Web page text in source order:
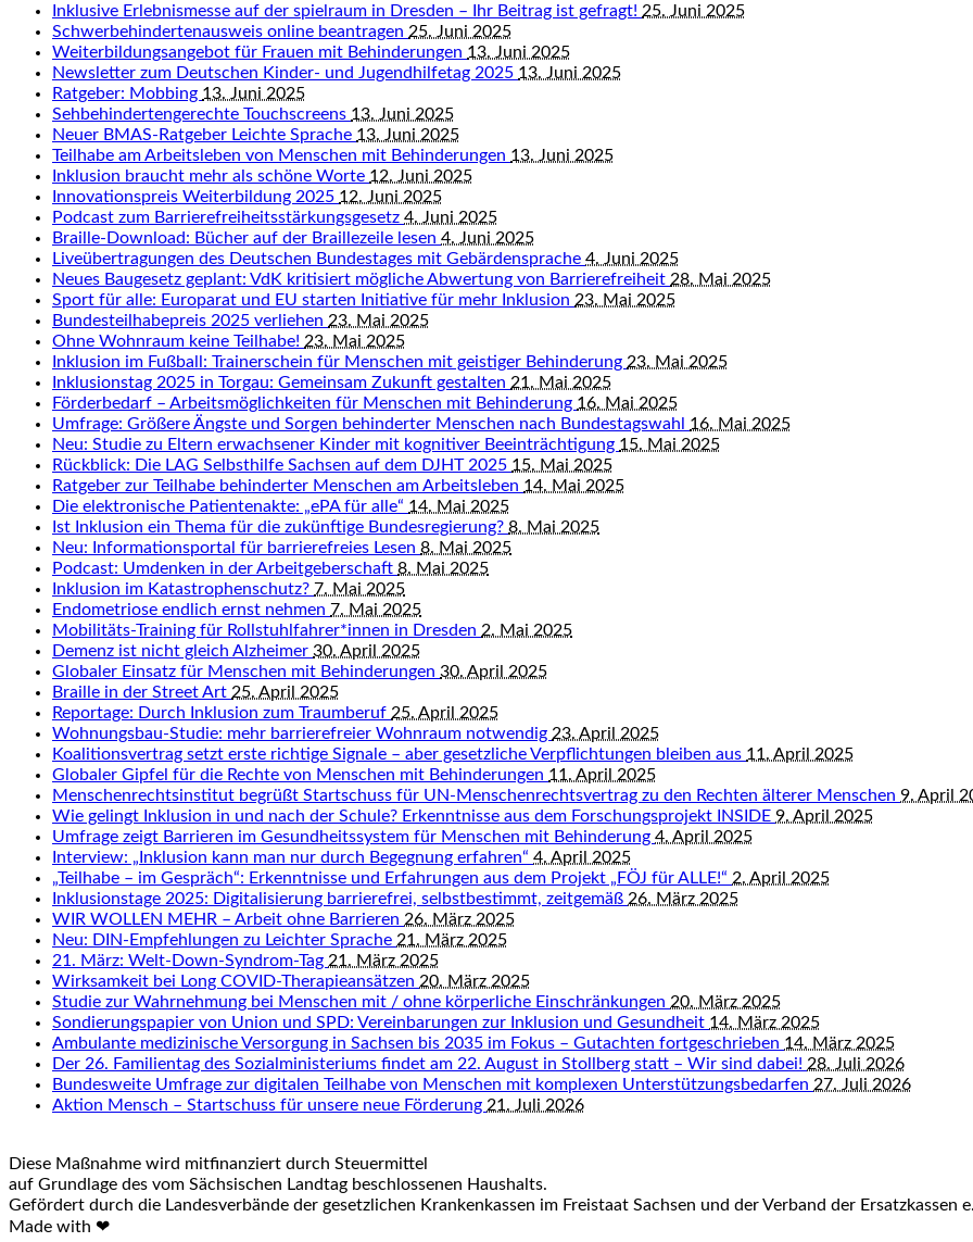
Inklusive Erlebnismesse auf der spielraum in Dresden – Ihr Beitrag ist gefragt! 25. Juni 2025
Schwerbehindertenausweis online beantragen 25. Juni 2025
Weiterbildungsangebot für Frauen mit Behinderungen 13. Juni 2025
Newsletter zum Deutschen Kinder- und Jugendhilfetag 2025 13. Juni 2025
Ratgeber: Mobbing 13. Juni 2025
Sehbehindertengerechte Touchscreens 13. Juni 2025
Neuer BMAS-Ratgeber Leichte Sprache 13. Juni 2025
Teilhabe am Arbeitsleben von Menschen mit Behinderungen 13. Juni 2025
Inklusion braucht mehr als schöne Worte 12. Juni 2025
Innovationspreis Weiterbildung 2025 12. Juni 2025
Podcast zum Barrierefreiheitsstärkungsgesetz 4. Juni 2025
Braille-Download: Bücher auf der Braillezeile lesen 4. Juni 2025
Liveübertragungen des Deutschen Bundestages mit Gebärdensprache 4. Juni 2025
Neues Baugesetz geplant: VdK kritisiert mögliche Abwertung von Barrierefreiheit 28. Mai 2025
Sport für alle: Europarat und EU starten Initiative für mehr Inklusion 23. Mai 2025
Bundesteilhabepreis 2025 verliehen 23. Mai 2025
Ohne Wohnraum keine Teilhabe! 23. Mai 2025
Inklusion im Fußball: Trainerschein für Menschen mit geistiger Behinderung 23. Mai 2025
Inklusionstag 2025 in Torgau: Gemeinsam Zukunft gestalten 21. Mai 2025
Förderbedarf – Arbeitsmöglichkeiten für Menschen mit Behinderung 16. Mai 2025
Umfrage: Größere Ängste und Sorgen behinderter Menschen nach Bundestagswahl 16. Mai 2025
Neu: Studie zu Eltern erwachsener Kinder mit kognitiver Beeinträchtigung 15. Mai 2025
Rückblick: Die LAG Selbsthilfe Sachsen auf dem DJHT 2025 15. Mai 2025
Ratgeber zur Teilhabe behinderter Menschen am Arbeitsleben 14. Mai 2025
Die elektronische Patientenakte: „ePA für alle“ 14. Mai 2025
Ist Inklusion ein Thema für die zukünftige Bundesregierung? 8. Mai 2025
Neu: Informationsportal für barrierefreies Lesen 8. Mai 2025
Podcast: Umdenken in der Arbeitgeberschaft 8. Mai 2025
Inklusion im Katastrophenschutz? 7. Mai 2025
Endometriose endlich ernst nehmen 7. Mai 2025
Mobilitäts-Training für Rollstuhlfahrer*innen in Dresden 2. Mai 2025
Demenz ist nicht gleich Alzheimer 30. April 2025
Globaler Einsatz für Menschen mit Behinderungen 30. April 2025
Braille in der Street Art 25. April 2025
Reportage: Durch Inklusion zum Traumberuf 25. April 2025
Wohnungsbau-Studie: mehr barrierefreier Wohnraum notwendig 23. April 2025
Koalitionsvertrag setzt erste richtige Signale – aber gesetzliche Verpflichtungen bleiben aus 11. April 2025
Globaler Gipfel für die Rechte von Menschen mit Behinderungen 11. April 2025
Menschenrechtsinstitut begrüßt Startschuss für UN-Menschenrechtsvertrag zu den Rechten älterer Menschen 9. April
Wie gelingt Inklusion in und nach der Schule? Erkenntnisse aus dem Forschungsprojekt INSIDE 9. April 2025
Umfrage zeigt Barrieren im Gesundheitssystem für Menschen mit Behinderung 4. April 2025
Interview: „Inklusion kann man nur durch Begegnung erfahren“ 4. April 2025
„Teilhabe – im Gespräch“: Erkenntnisse und Erfahrungen aus dem Projekt „FÖJ für ALLE!“ 2. April 2025
Inklusionstage 2025: Digitalisierung barrierefrei, selbstbestimmt, zeitgemäß 26. März 2025
WIR WOLLEN MEHR – Arbeit ohne Barrieren 26. März 2025
Neu: DIN-Empfehlungen zu Leichter Sprache 21. März 2025
21. März: Welt-Down-Syndrom-Tag 21. März 2025
Wirksamkeit bei Long COVID-Therapieansätzen 20. März 2025
Studie zur Wahrnehmung bei Menschen mit / ohne körperliche Einschränkungen 20. März 2025
Sondierungspapier von Union und SPD: Vereinbarungen zur Inklusion und Gesundheit 14. März 2025
Ambulante medizinische Versorgung in Sachsen bis 2035 im Fokus – Gutachten fortgeschrieben 14. März 2025
Der 26. Familientag des Sozialministeriums findet am 22. August in Stollberg statt – Wir sind dabei! 28. Juli 2026
Bundesweite Umfrage zur digitalen Teilhabe von Menschen mit komplexen Unterstützungsbedarfen 27. Juli 2026
Aktion Mensch – Startschuss für unsere neue Förderung 21. Juli 2026
Diese Maßnahme wird mitfinanziert durch Steuermittel
auf Grundlage des vom Sächsischen Landtag beschlossenen Haushalts.
Gefördert durch die Landesverbände der gesetzlichen Krankenkassen im Freistaat Sachsen und der Verband der Ersatzkassen
Made with ❤